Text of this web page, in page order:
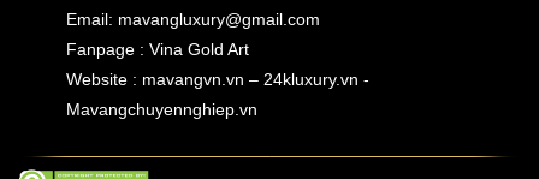
Email: mavangluxury@gmail.com
Fanpage : Vina Gold Art
Website : mavangvn.vn – 24kluxury.vn -
Mavangchuyennghiep.vn